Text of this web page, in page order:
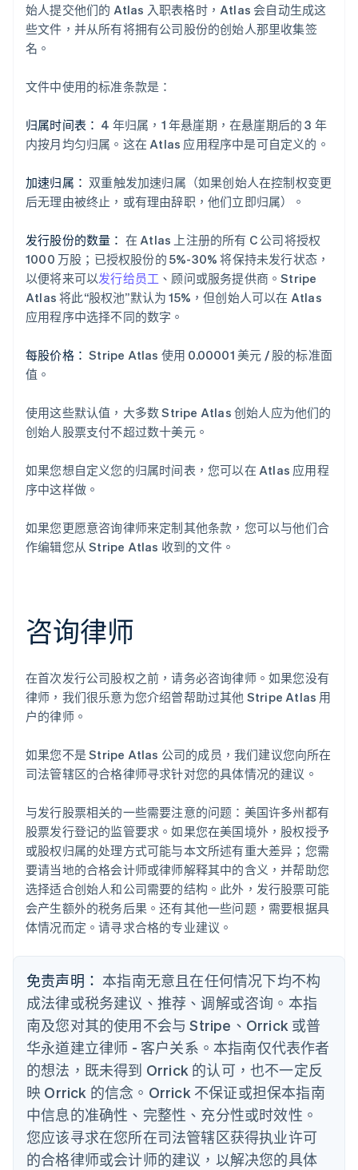
始人提交他们的 Atlas 入职表格时，Atlas 会自动生成这
些文件，并从所有将拥有公司股份的创始人那里收集签
名。
文件中使用的标准条款是：
归属时间表： 4 年归属，1 年悬崖期，在悬崖期后的 3 年
内按月均匀归属。这在 Atlas 应用程序中是可自定义的。
加速归属： 双重触发加速归属（如果创始人在控制权变更
后无理由被终止，或有理由辞职，他们立即归属）。
发行股份的数量： 在 Atlas 上注册的所有 C 公司将授权
1000 万股；已授权股份的 5%-30% 将保持未发行状态，
以便将来可以发行给员工 、顾问或服务提供商。Stripe
Atlas 将此“股权池”默认为 15%，但创始人可以在 Atlas
应用程序中选择不同的数字。
每股价格： Stripe Atlas 使用 0.00001 美元 / 股的标准面
值。
使用这些默认值，大多数 Stripe Atlas 创始人应为他们的
创始人股票支付不超过数十美元。
如果您想自定义您的归属时间表，您可以在 Atlas 应用程
序中这样做。
如果您更愿意咨询律师来定制其他条款，您可以与他们合
作编辑您从 Stripe Atlas 收到的文件。
咨询律师
在首次发行公司股权之前，请务必咨询律师。如果您没有
律师，我们很乐意为您介绍曾帮助过其他 Stripe Atlas 用
户的律师。
如果您不是 Stripe Atlas 公司的成员，我们建议您向所在
司法管辖区的合格律师寻求针对您的具体情况的建议。
与发行股票相关的一些需要注意的问题：美国许多州都有
股票发行登记的监管要求。如果您在美国境外，股权授予
或股权归属的处理方式可能与本文所述有重大差异；您需
要请当地的合格会计师或律师解释其中的含义，并帮助您
选择适合创始人和公司需要的结构。此外，发行股票可能
会产生额外的税务后果。还有其他一些问题，需要根据具
体情况而定。请寻求合格的专业建议。
免责声明： 本指南无意且在任何情况下均不构
成法律或税务建议、推荐、调解或咨询。本指
南及您对其的使用不会与 Stripe、Orrick 或普
华永道建立律师 - 客户关系。本指南仅代表作者
的想法，既未得到 Orrick 的认可，也不一定反
映 Orrick 的信念。Orrick 不保证或担保本指南
中信息的准确性、完整性、充分性或时效性。
您应该寻求在您所在司法管辖区获得执业许可
的合格律师或会计师的建议，以解决您的具体
爱尔兰
English
澳大利亚
English
PortuguêsEnglish
保加利亚
English
比利时
波兰
English
English
德国
DeutschEnglish
法国
FrançaisEnglish
芬兰
EnglishSvenska
荷兰
加拿大
English Français
捷克
English
克罗地亚
English Italiano
拉脱维亚
English
English
列支敦士登
DeutschEnglish
卢森堡
FrançaisDeutschEnglish